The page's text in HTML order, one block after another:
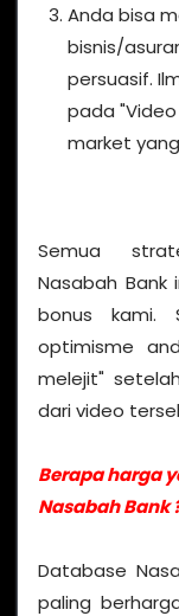
Anda bisa
bisnis/
persuasif.
pada
market
Semua
Nasabah
bonus kami.
optimisme
melejit"
dari video
Berapa harga
Nasabah Bank
Database
paling